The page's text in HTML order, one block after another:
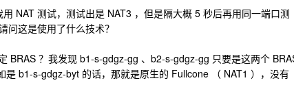
NAT 测试，测试出是 NAT3 ，但是隔大概 5 秒后再用同一端口测
问这是使用了什么技术？
BRAS ？我发现 b1-s-gdgz-gg 、b2-s-gdgz-gg 只要是这两个
b1-s-gdgz-byt 的话，那就是原生的 Fullcone （ NAT1 ），没有